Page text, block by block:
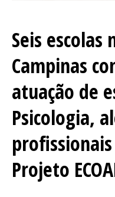
Seis escolas
Campinas
atuação de
Psicologia,
Projeto